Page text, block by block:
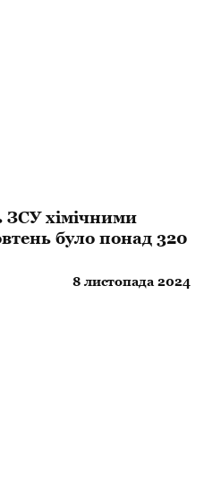
ЗСУ хімічними
було понад 320
8 листопада 2024